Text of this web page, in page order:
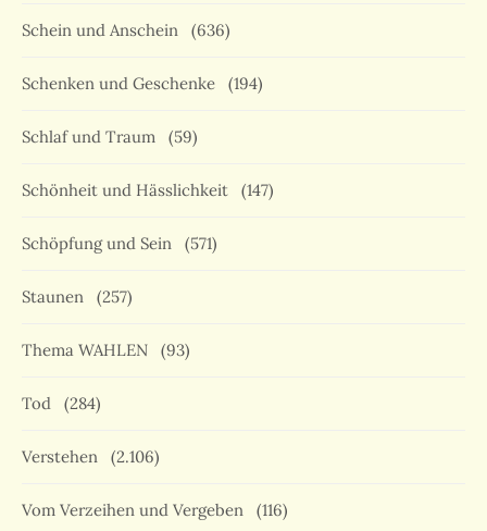
Schein und Anschein (636)
Schenken und Geschenke (194)
Schlaf und Traum (59)
Schönheit und Hässlichkeit (147)
Schöpfung und Sein (571)
Staunen (257)
Thema WAHLEN (93)
Tod (284)
Verstehen (2.106)
Vom Verzeihen und Vergeben (116)